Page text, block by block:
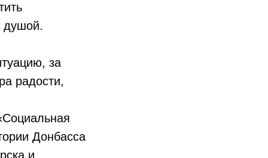
душой.
за
радости,
Донбасса
и